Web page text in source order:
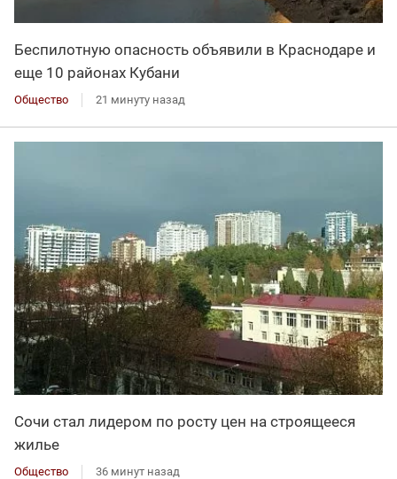
Беспилотную опасность объявили в Краснодаре и
еще 10 районах Кубани
Общество 21 минуту назад
Сочи стал лидером по росту цен на строящееся
жилье
Общество 36 минут назад